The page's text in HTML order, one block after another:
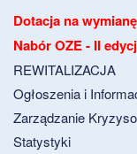
Dotacja na
Nabór OZE - II
REWITALIZACJA
Ogłoszenia i
Zarządzanie
Statystyki